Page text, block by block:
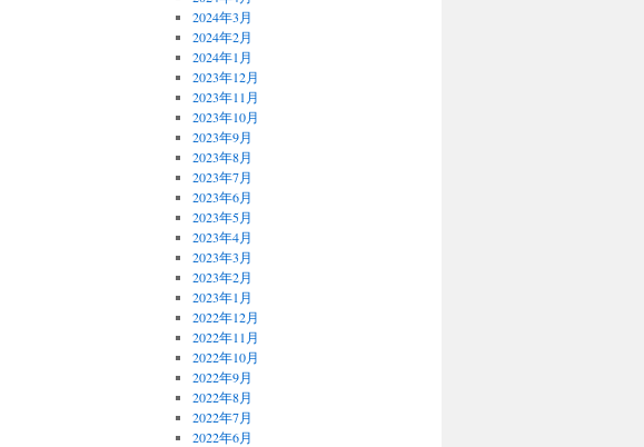
2024年3月
2024年2月
2024年1月
2023年12月
2023年11月
2023年10月
2023年9月
2023年8月
2023年7月
2023年6月
2023年5月
2023年4月
2023年3月
2023年2月
2023年1月
2022年12月
2022年11月
2022年10月
2022年9月
2022年8月
2022年7月
2022年6月